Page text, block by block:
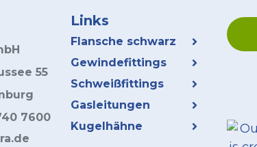
55
7600
Links
Flansche schwarz
Gewindefittings
Schweißfittings
Gasleitungen
Kugelhähne